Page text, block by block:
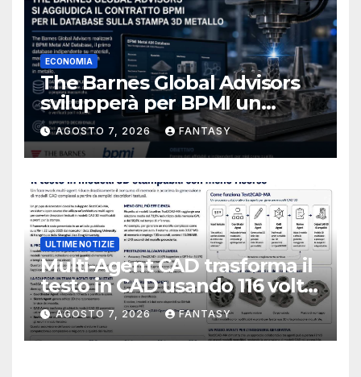
ECONOMIA
The Barnes Global Advisors
svilupperà per BPMI un
database per la stampa 3D
metallica destinata alla filiera
navale statunitense
AGOSTO 7, 2026 FANTASY
ULTIME NOTIZIE
Multi-Agent CAD trasforma il
testo in CAD usando 116 volte
meno token
AGOSTO 7, 2026 FANTASY